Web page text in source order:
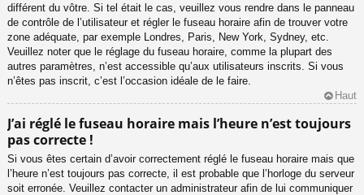
différent du vôtre. Si tel était le cas, veuillez vous rendre dans le panneau
de contrôle de l’utilisateur et régler le fuseau horaire afin de trouver votre
zone adéquate, par exemple Londres, Paris, New York, Sydney, etc.
Veuillez noter que le réglage du fuseau horaire, comme la plupart des
autres paramètres, n’est accessible qu’aux utilisateurs inscrits. Si vous
n’êtes pas inscrit, c’est l’occasion idéale de le faire.
Haut
J’ai réglé le fuseau horaire mais l’heure n’est toujours
pas correcte !
Si vous êtes certain d’avoir correctement réglé le fuseau horaire mais que
l’heure n’est toujours pas correcte, il est probable que l’horloge du serveur
soit erronée. Veuillez contacter un administrateur afin de lui communiquer